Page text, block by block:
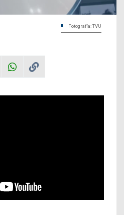
Fotografía: TVU